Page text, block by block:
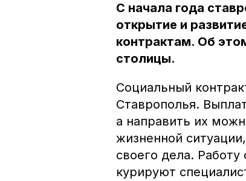
С начала года
открытие и
контрактам. Об
столицы.
Социальный
Ставрополья.
а направить их
жизненной
своего дела.
курируют